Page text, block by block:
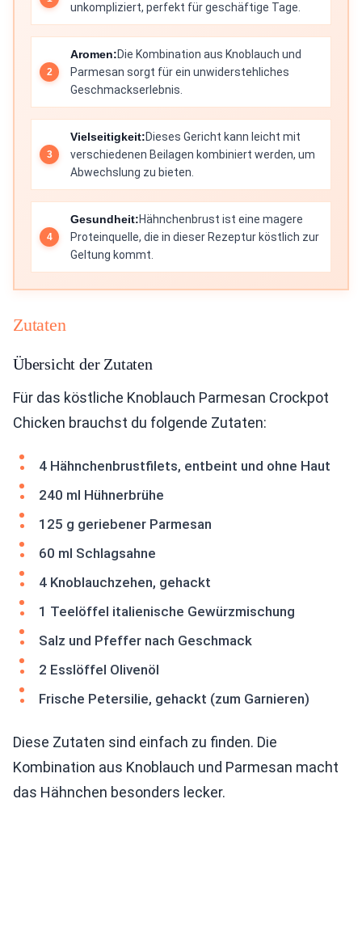
unkompliziert, perfekt für geschäftige Tage.
Aromen:Die Kombination aus Knoblauch und
Parmesan sorgt für ein unwiderstehliches
Geschmackserlebnis.
Vielseitigkeit:Dieses Gericht kann leicht mit
verschiedenen Beilagen kombiniert werden, um
Abwechslung zu bieten.
Gesundheit:Hähnchenbrust ist eine magere
Proteinquelle, die in dieser Rezeptur köstlich zur
Geltung kommt.
Zutaten
Übersicht der Zutaten
Für das köstliche Knoblauch Parmesan Crockpot
Chicken brauchst du folgende Zutaten:
4 Hähnchenbrustfilets, entbeint und ohne Haut
240 ml Hühnerbrühe
125 g geriebener Parmesan
60 ml Schlagsahne
4 Knoblauchzehen, gehackt
1 Teelöffel italienische Gewürzmischung
Salz und Pfeffer nach Geschmack
2 Esslöffel Olivenöl
Frische Petersilie, gehackt (zum Garnieren)
Diese Zutaten sind einfach zu finden. Die
Kombination aus Knoblauch und Parmesan macht
das Hähnchen besonders lecker.